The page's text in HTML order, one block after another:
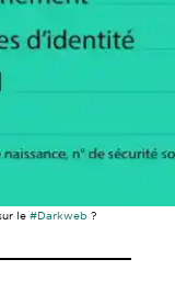
le#Darkweb ?